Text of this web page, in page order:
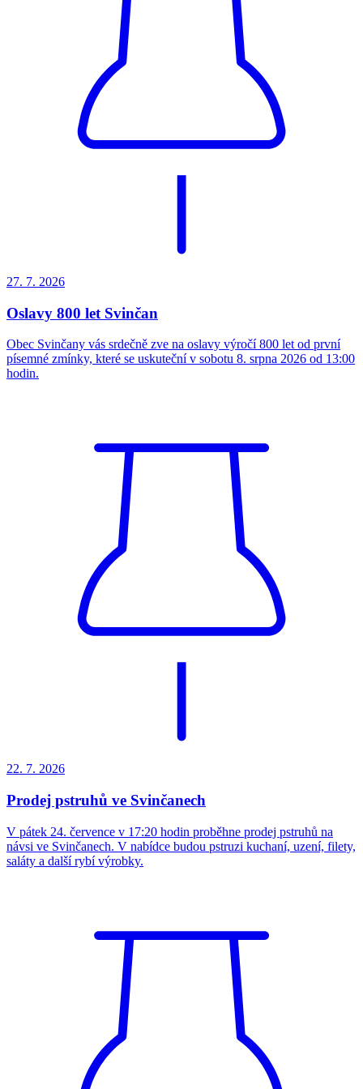
27. 7. 2026
Oslavy 800 let Svinčan
Obec Svinčany vás srdečně zve na oslavy výročí 800 let od první
písemné zmínky, které se uskuteční v sobotu 8. srpna 2026 od 13:00
hodin.
22. 7. 2026
Prodej pstruhů ve Svinčanech
V pátek 24. července v 17:20 hodin proběhne prodej pstruhů na
návsi ve Svinčanech. V nabídce budou pstruzi kuchaní, uzení, filety,
saláty a další rybí výrobky.